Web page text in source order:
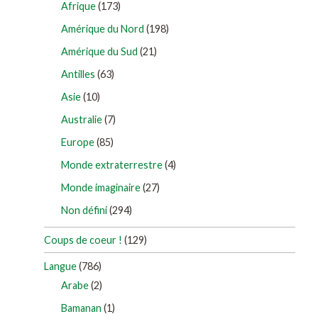
Afrique(173)
Amérique du Nord (198)
Amérique du Sud (21)
Antilles (63)
Asie(10)
Australie(7)
Europe(85)
Monde extraterrestre(4)
Monde imaginaire(27)
Non défini(294)
Coups de coeur ! (129)
Langue(786)
Arabe(2)
Bamanan (1)